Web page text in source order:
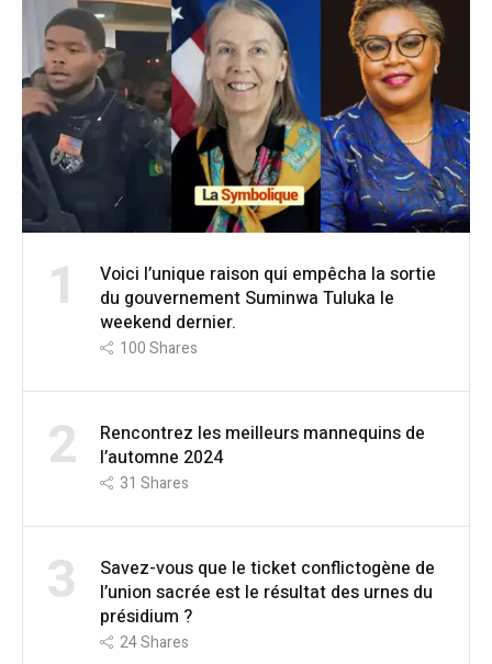
1
Voici l’unique raison qui empêcha la sortie
du gouvernement Suminwa Tuluka le
weekend dernier.
100Shares
2
Rencontrez les meilleurs mannequins de
l’automne 2024
31 Shares
3
Savez-vous que le ticket conflictogène de
l’union sacrée est le résultat des urnes du
présidium ?
24Shares